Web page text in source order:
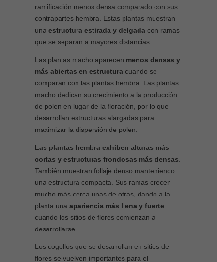
ramificación menos densa comparado con sus
contrapartes hembra. Estas plantas muestran
una estructura estirada y delgada con ramas
que se separan a mayores distancias.
Las plantas macho aparecen menos densas y
más abiertas en estructura cuando se
comparan con las plantas hembra. Las plantas
macho dedican su crecimiento a la producción
de polen en lugar de la floración, por lo que
desarrollan estructuras alargadas para
maximizar la dispersión de polen.
Las plantas hembra exhiben alturas más
cortas y estructuras frondosas más densas
También muestran follaje denso manteniendo
una estructura compacta. Sus ramas crecen
mucho más cerca unas de otras, dando a la
planta una apariencia más llena y fuerte
cuando los sitios de flores comienzan a
desarrollarse.
Los cogollos que se desarrollan en sitios de
flores se vuelven importantes para el